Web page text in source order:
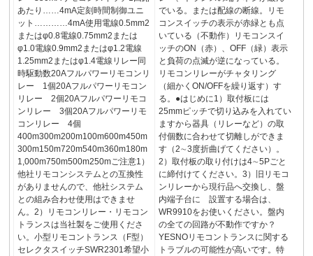
あたり……4mA定刻時間制御ユニ
ット…………4mA使用電線0.5mm2
またはφ0.8電線0.75mm2または
φ1.0電線0.9mm2またはφ1.2電線
1.25mm2またはφ1.4電線リレー同
時駆動数20Aフルパワーリモコンリ
レー 1個20Aフルパワーリモコン
リレー 2個20Aフルパワーリモコ
ンリレー 3個20Aフルパワーリモ
コンリレー 4個
400m300m200m100m600m450m
300m150m720m540m360m180m
1,000m750m500m250mご注意1）
他社リモコンシステムとの互換性
がありませんので、他社システム
との組み合わせ使用はできませ
ん。2）リモコンリレー・リモコン
トランスは当社製をご使用くださ
い。小型リモコントランス（F型）
セレクタスイッチSWR2301希望小
でいる。または配線の断線。リモ
コンスイッチの表示が赤緑とも点
いている（不動作）リモコンスイ
ッチのON（赤）、OFF（緑）表示
と負荷の点滅が逆になっている。
リモコンリレーがチャタリング
（細かくON/OFFを繰り返す）す
る。●はじめに1）取付板には
25mmピッチで切り込みを入れてい
ますから器具（リレーなど）の取
付個数に合わせて切離しができま
す（2∼3度折曲げてください）。
2）取付板の取り付けは4∼5Pごと
に締付けてください。3）旧リモコ
ンリレーから現行品へ交換し、盤
内端子台に 設置する場合は、
WR9910をお使いください。盤内
の全ての回路が不動作ですか？
YESNOリモコントランスに関する
トラブルの可能性が高いです。特